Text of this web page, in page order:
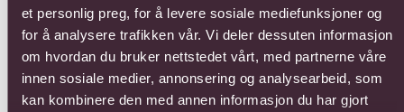
et personlig preg, for å levere sosiale mediefunksjoner og
for å analysere trafikken vår. Vi deler dessuten informasjon
om hvordan du bruker nettstedet vårt, med partnerne våre
innen sosiale medier, annonsering og analysearbeid, som
kan kombinere den med annen informasjon du har gjort
12 roses long stemmed
902,-
12 roses short stemmed
638,-
Fra